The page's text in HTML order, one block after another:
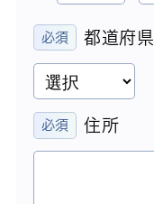
都道府県
住所